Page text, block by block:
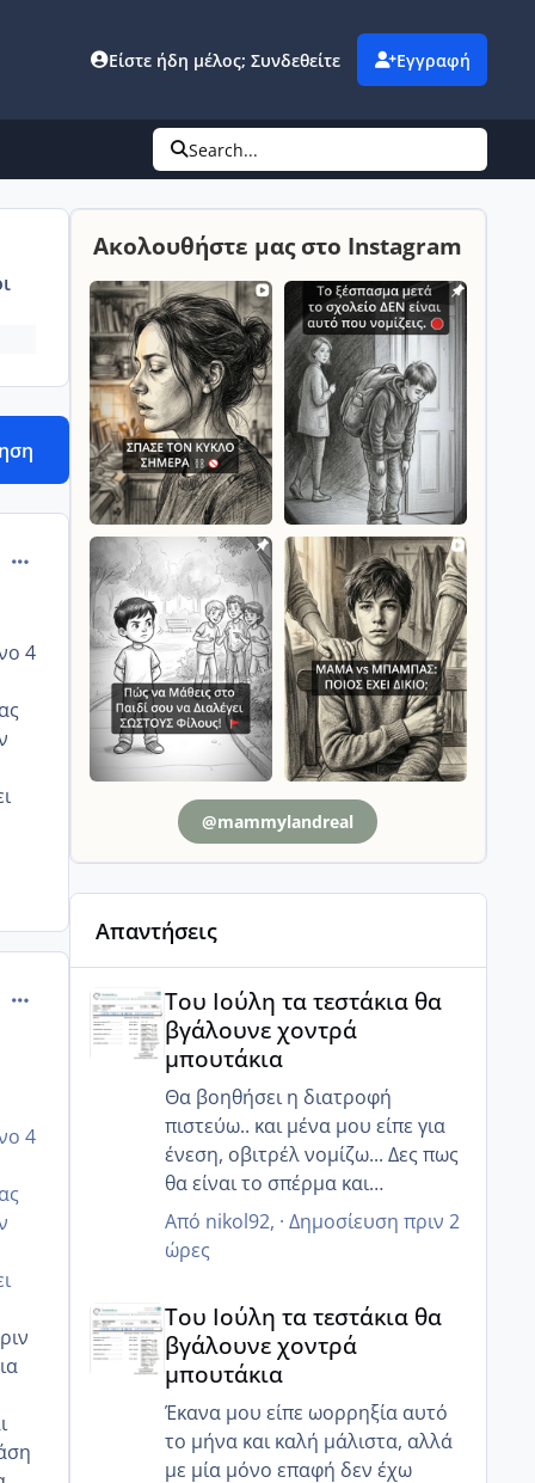
Είστε ήδη μέλος; Συνδεθείτε Εγγραφή
Search...
comment_1280921
4
comment_1280930
4
Ακολουθήστε μας στο Instagram
@mammylandreal
Απαντήσεις
Του Ιούλη τα τεστάκια θα
βγάλουνε χοντρά
μπουτάκια
Θα βοηθήσει η διατροφή
πιστεύω.. και μένα μου είπε για
ένεση, οβιτρέλ νομίζω... Δες πως
θα είναι το σπέρμα και
ενημέρωσε! Ελπίζω να έχεις καλά
αποτελέσματα 💘
Από nikol92, · Δημοσίευση πριν 2
ώρες
Του Ιούλη τα τεστάκια θα
βγάλουνε χοντρά
μπουτάκια
Έκανα μου είπε ωορρηξία αυτό
το μήνα και καλή μάλιστα, αλλά
με μία μόνο επαφή δεν έχω